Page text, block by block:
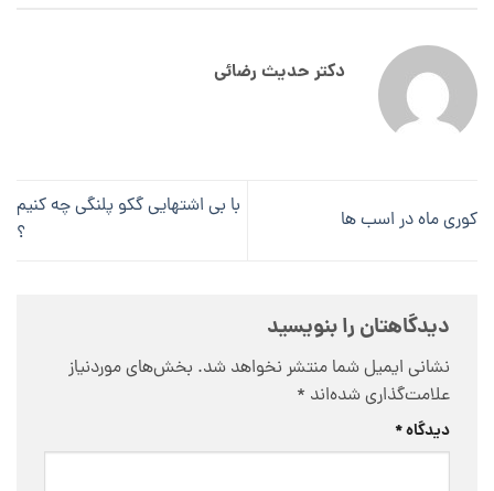
دکتر حدیث رضائی
کوری ماه در اسب ها
با بی اشتهایی گکو پلنگی چه کنیم
؟
دیدگاهتان را بنویسید
نشانی ایمیل شما منتشر نخواهد شد. بخش‌های موردنیاز
علامت‌گذاری شده‌اند *
دیدگاه*